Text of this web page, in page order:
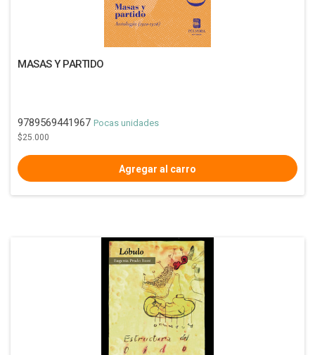
MASAS Y PARTIDO
9789569441967 Pocas unidades
$25.000